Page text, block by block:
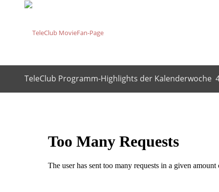
TeleClub Programm-Highlights der Kalenderwoche